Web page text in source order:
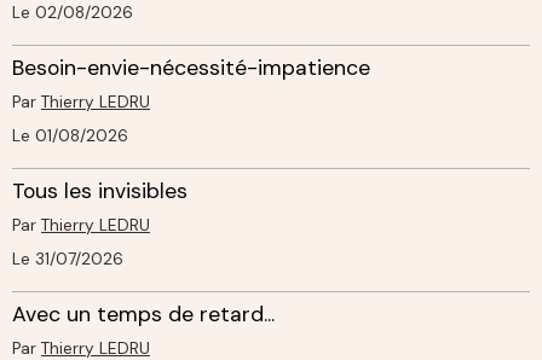
Le 02/08/2026
Besoin-envie-nécessité-impatience
Par Thierry LEDRU
Le 01/08/2026
Tous les invisibles
Par Thierry LEDRU
Le 31/07/2026
Avec un temps de retard...
Par Thierry LEDRU